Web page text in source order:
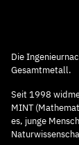
Die
Gesamtmetall.
Seit 1998
MINT
es, junge